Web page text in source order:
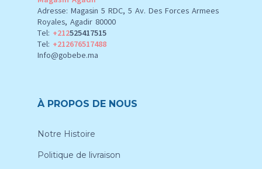
Adresse: Magasin 5 RDC, 5 Av. Des Forces Armees
Royales, Agadir 80000
Tel: +212525417515
Tel: +212676517488
Info@gobebe.ma
À PROPOS DE NOUS
Notre Histoire
Politique de livraison